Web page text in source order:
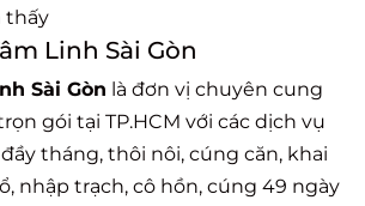
thấy
Linh Sài Gòn
Sài Gòn là đơn vị chuyên cung
gói tại TP.HCM với các dịch vụ
tháng, thôi nôi, cúng căn, khai
nhập trạch, cô hồn, cúng 49 ngày